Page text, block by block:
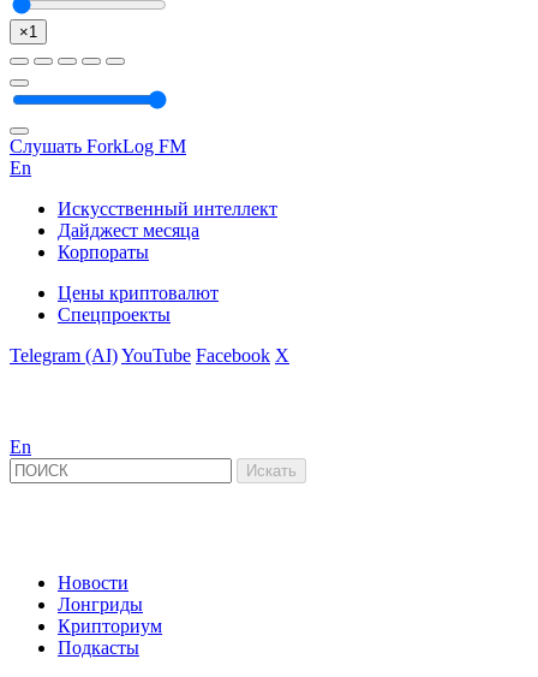
×1
Слушать ForkLog FM
En
Искусственный интеллект
Дайджест месяца
Корпораты
Цены криптовалют
Спецпроекты
Telegram (AI)YouTube Facebook X
En
Новости
Лонгриды
Крипториум
Подкасты